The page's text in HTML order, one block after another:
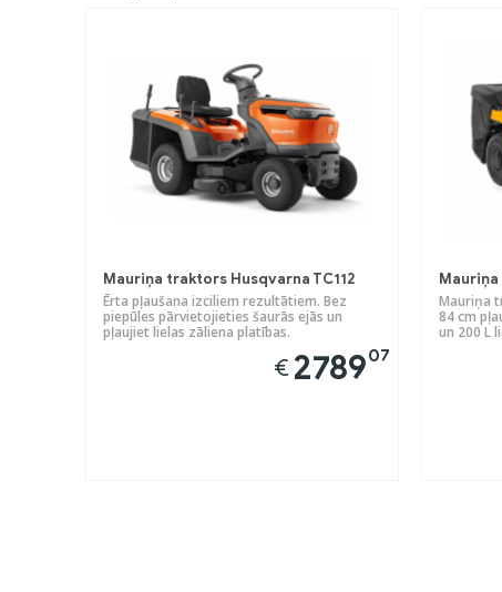
Mauriņa traktors Husqvarna TC112
Ērta pļaušana izciliem rezultātiem. Bez
piepūles pārvietojieties šaurās ejās un
pļaujiet lielas zāliena platības.
€ 278907
Mauriņa
Mauriņa
84 cm
un 200 L